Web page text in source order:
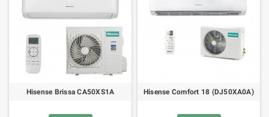
Hisense Brissa CA50XS1A Hisense Comfort 18 (DJ50XA0A)